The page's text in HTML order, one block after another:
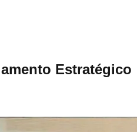
Estratégico